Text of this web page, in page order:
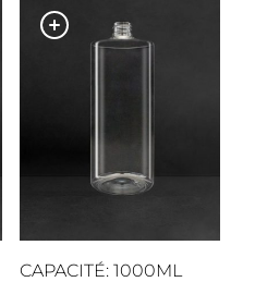
CAPACITÉ: 1000ML